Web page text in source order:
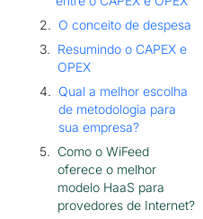
O conceito de despesa
Resumindo o CAPEX e
OPEX
Qual a melhor escolha
de metodologia para
sua empresa?
Como o WiFeed
oferece o melhor
modelo HaaS para
provedores de Internet?